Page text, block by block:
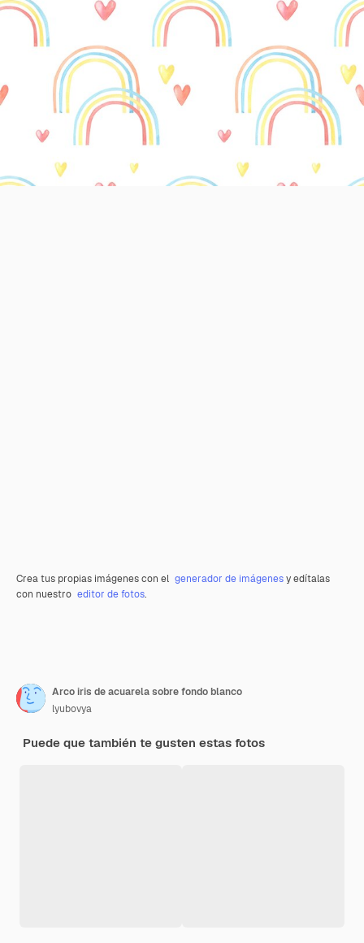
Crea tus propias imágenes con el generador de imágenesy edítalas
con nuestro editor de fotos.
Arco iris de acuarela sobre fondo blanco
lyubovya
Puede que también te gusten estas fotos